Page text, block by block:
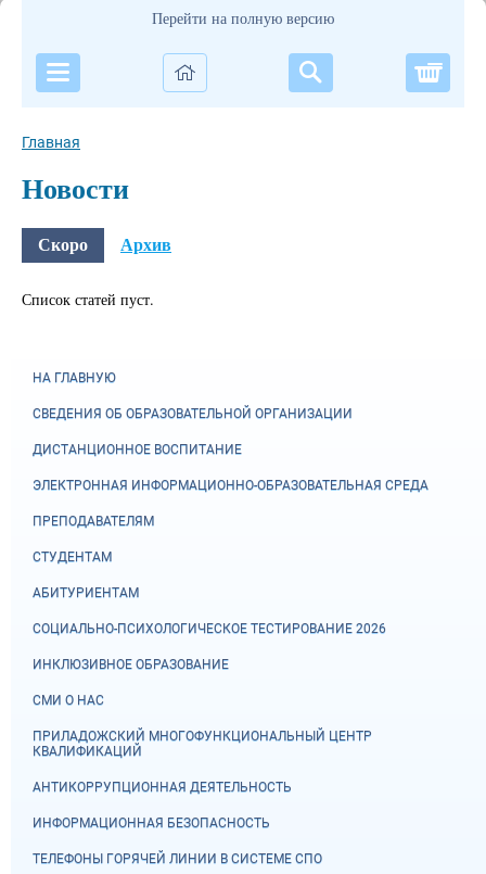
Перейти на полную версию
Главная
Новости
Скоро Архив
Список статей пуст.
НА ГЛАВНУЮ
СВЕДЕНИЯ ОБ ОБРАЗОВАТЕЛЬНОЙ ОРГАНИЗАЦИИ
ДИСТАНЦИОННОЕ ВОСПИТАНИЕ
ЭЛЕКТРОННАЯ ИНФОРМАЦИОННО-ОБРАЗОВАТЕЛЬНАЯ СРЕДА
ПРЕПОДАВАТЕЛЯМ
СТУДЕНТАМ
АБИТУРИЕНТАМ
СОЦИАЛЬНО-ПСИХОЛОГИЧЕСКОЕ ТЕСТИРОВАНИЕ 2026
ИНКЛЮЗИВНОЕ ОБРАЗОВАНИЕ
СМИ О НАС
ПРИЛАДОЖСКИЙ МНОГОФУНКЦИОНАЛЬНЫЙ ЦЕНТР
КВАЛИФИКАЦИЙ
АНТИКОРРУПЦИОННАЯ ДЕЯТЕЛЬНОСТЬ
ИНФОРМАЦИОННАЯ БЕЗОПАСНОСТЬ
ТЕЛЕФОНЫ ГОРЯЧЕЙ ЛИНИИ В СИСТЕМЕ СПО